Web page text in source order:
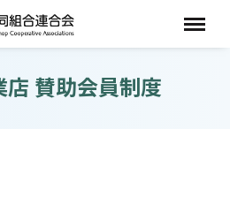
店 賛助会員制度